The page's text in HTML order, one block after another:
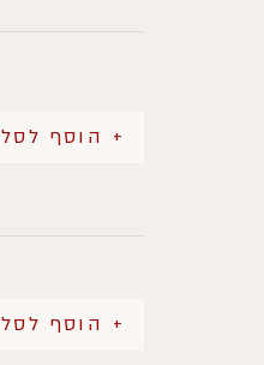
+ הוסף לסל
+ הוסף לסל